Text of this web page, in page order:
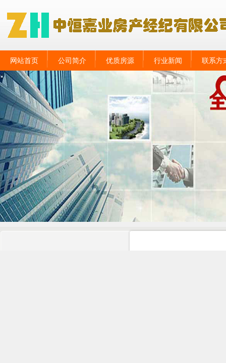
网站首页 公司简介 优质房源 行业新闻 联系方